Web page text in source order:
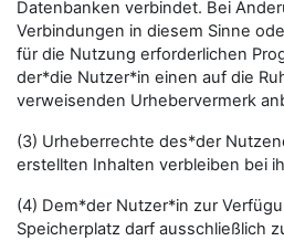
Datenbanken verbindet. Bei
Verbindungen in diesem Sinne
für die Nutzung erforderlichen
der*die Nutzer*in einen auf die
verweisenden Urhebervermerk
(3) Urheberrechte des*der
erstellten Inhalten verbleiben bei
(4) Dem*der Nutzer*in zur
Speicherplatz darf ausschließlich